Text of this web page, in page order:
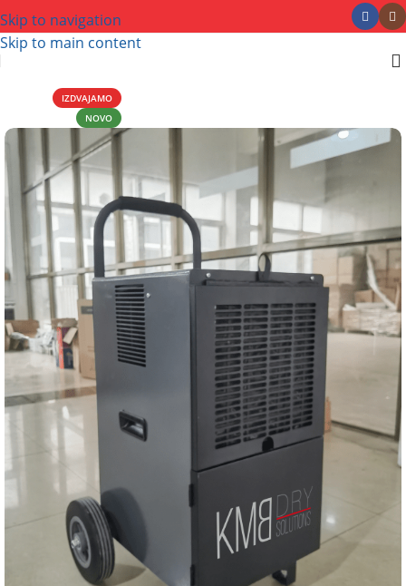
Skip to navigation
Skip to main content
IZDVAJAMO
NOVO